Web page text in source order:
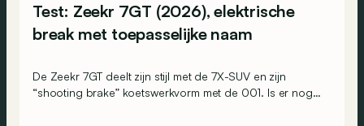
Test: Zeekr 7GT (2026), elektrische
break met toepasselijke naam
De Zeekr 7GT deelt zijn stijl met de 7X-SUV en zijn
“shooting brake” koetswerkvorm met de 001. Is er nog